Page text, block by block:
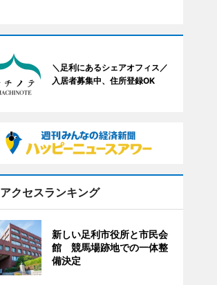
＼足利にあるシェアオフィス／
入居者募集中、住所登録OK
アクセスランキング
新しい足利市役所と市民会
館 競馬場跡地での一体整
備決定